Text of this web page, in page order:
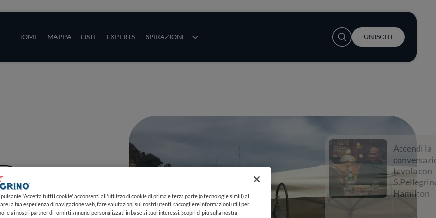
HOME MAPPA LISTE EXPERTS ISPIRAZIONE
User account menu
UNISCITI
Accendi la
conversazione a
tavola con
S.Pellegrino e Lewis
Hamilton
"Accetta tutti i cookie" acconsenti all'utilizzo di cookie di prima e terza parte (o tecnologie simili) al
la tua esperienza di navigazione web, fare valutazioni sui nostri utenti, raccogliere informazioni utili per
e ai nostri partner di fornirti annunci personalizzati in base ai tuoi interessi. Scopri di più sulla nostra